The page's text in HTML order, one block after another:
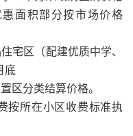
面积部分按市场价格
宅区（配建优质中学、
底
区分类结算价格。
按所在小区收费标准执